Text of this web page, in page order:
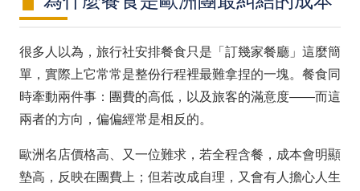
很多人以為，旅行社安排餐食只是「訂幾家餐廳」這麼簡
單，實際上它常常是整份行程裡最難拿捏的一塊。餐食同
時牽動兩件事：團費的高低，以及旅客的滿意度——而這
兩者的方向，偏偏經常是相反的。
歐洲名店價格高、又一位難求，若全程含餐，成本會明顯
墊高，反映在團費上；但若改成自理，又會有人擔心人生